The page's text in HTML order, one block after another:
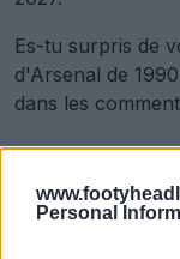
Personal
Es-tu surpris de
d'Arsenal de
dans les
Afficher les